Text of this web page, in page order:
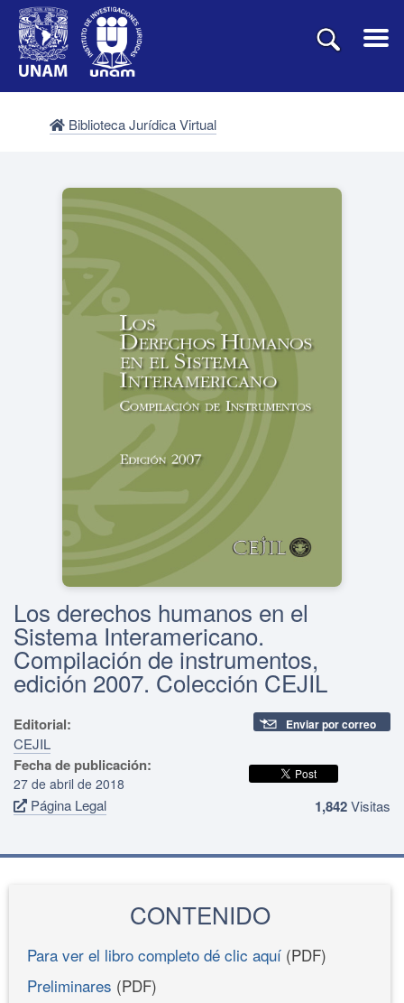
Biblioteca Jurídica Virtual
Los derechos humanos en el
Sistema Interamericano.
Compilación de instrumentos,
edición 2007. Colección CEJIL
Editorial:
CEJIL
Fecha de publicación:
27 de abril de 2018
Página Legal
Enviar por correo
1,842Visitas
CONTENIDO
Para ver el libro completo dé clic aquí (PDF)
Preliminares (PDF)